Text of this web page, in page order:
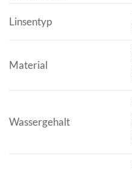
Linsentyp
Material
Wassergehalt